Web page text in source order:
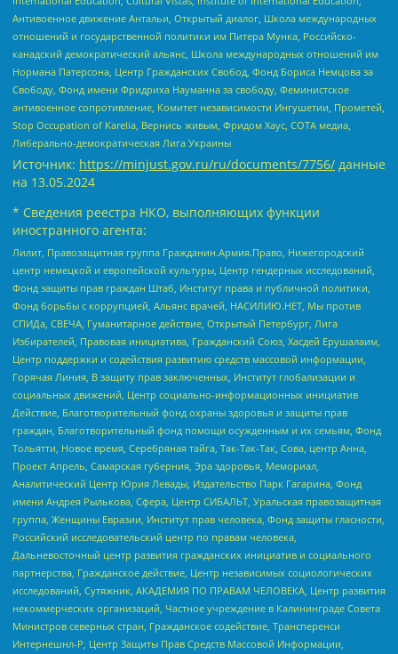
Антивоенное движение Антальи, Открытый диалог, Школа международных
отношений и государственной политики им Питера Мунка, Российско-
канадский демократический альянс, Школа международных отношений им
Нормана Патерсона, Центр Гражданских Свобод, Фонд Бориса Немцова за
Свободу, Фонд имени Фридриха Науманна за свободу, Феминистское
антивоенное сопротивление, Комитет независимости Ингушетии, Прометей,
Stop Occupation of Karelia, Вернись живым, Фридом Хаус, СОТА медиа,
Либерально-демократическая Лига Украины
Источник: https://minjust.gov.ru/ru/documents/7756/ данные
на 13.05.2024
* Сведения реестра НКО, выполняющих функции
иностранного агента:
Лилит, Правозащитная группа Гражданин.Армия.Право, Нижегородский
центр немецкой и европейской культуры, Центр гендерных исследований,
Фонд защиты прав граждан Штаб, Институт права и публичной политики,
Фонд борьбы с коррупцией, Альянс врачей, НАСИЛИЮ.НЕТ, Мы против
СПИДа, СВЕЧА, Гуманитарное действие, Открытый Петербург, Лига
Избирателей, Правовая инициатива, Гражданский Союз, Хасдей Ерушалаим,
Центр поддержки и содействия развитию средств массовой информации,
Горячая Линия, В защиту прав заключенных, Институт глобализации и
социальных движений, Центр социально-информационных инициатив
Действие, Благотворительный фонд охраны здоровья и защиты прав
граждан, Благотворительный фонд помощи осужденным и их семьям, Фонд
Тольятти, Новое время, Серебряная тайга, Так-Так-Так, Сова, центр Анна,
Проект Апрель, Самарская губерния, Эра здоровья, Мемориал,
Аналитический Центр Юрия Левады, Издательство Парк Гагарина, Фонд
имени Андрея Рылькова, Сфера, Центр СИБАЛЬТ, Уральская правозащитная
группа, Женщины Евразии, Институт прав человека, Фонд защиты гласности,
Российский исследовательский центр по правам человека,
Дальневосточный центр развития гражданских инициатив и социального
партнерства, Гражданское действие, Центр независимых социологических
исследований, Сутяжник, АКАДЕМИЯ ПО ПРАВАМ ЧЕЛОВЕКА, Центр развития
некоммерческих организаций, Частное учреждение в Калининграде Совета
Министров северных стран, Гражданское содействие, Трансперенси
Интернешнл-Р, Центр Защиты Прав Средств Массовой Информации,